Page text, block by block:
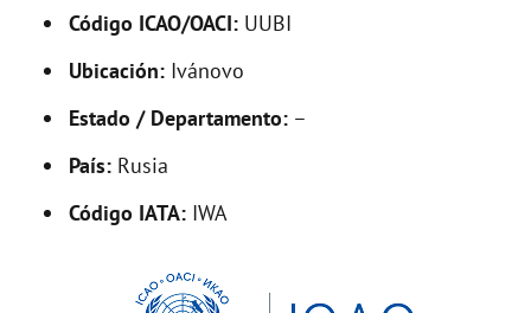
e
o
Código ICAO/OACI: UUBI
Ubicación: Ivánovo
Estado / Departamento: –
País: Rusia
Código IATA: IWA